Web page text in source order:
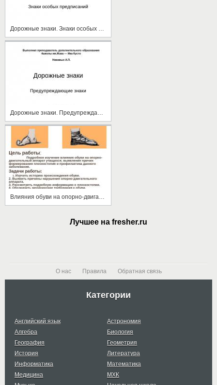
Лучшее на fresher.ru
О нас Правила Обратная связь
Категории
Английский язык
Астрономия
Алгебра
Биология
География
Геометрия
История
Литература
Информатика
Математика
Медицина
МХК